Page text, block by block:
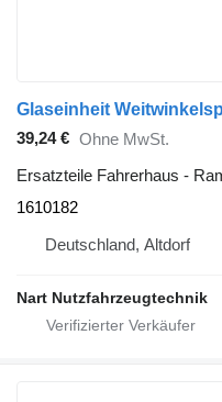
39,24 € Ohne MwSt.
Ersatzteile Fahrerhaus -
1610182
Deutschland, Altdorf
Nart Nutzfahrzeugtechnik